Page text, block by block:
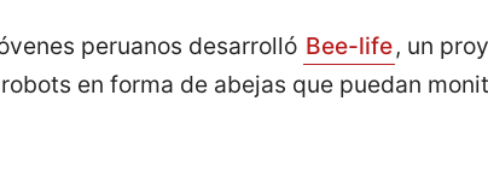
peruanos desarrolló Bee-life, un
en forma de abejas que puedan